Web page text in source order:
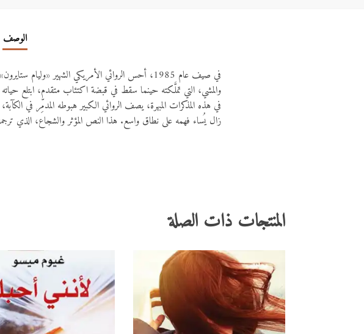
الوصف
في صيف عام 1985، أحس الروائي الأمريكي الشهير
والمشي، التي تملَّكته حينما سقط في قبضة اكتئاب متقدم، ابتلع حياته
في هذه المذكرات المبهرة، يصف الروائي الكبير هبوطه المدمِّر في
زال يُساء فهمه على نطاق واسع. هذا النص المؤثر والشجاع، الذي
المنتجات ذات الصلة